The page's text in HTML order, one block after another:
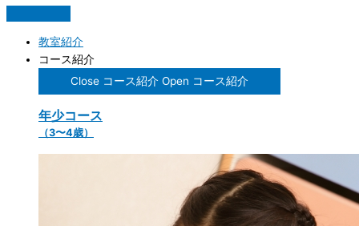
教室紹介
コース紹介
Close コース紹介 Open コース紹介
年少コース
（3〜4歳）